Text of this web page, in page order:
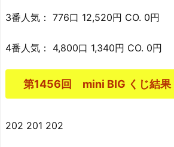
3番人気： 776口 12,520円 CO. 0円
4番人気： 4,800口 1,340円 CO. 0円
第1456回 mini BIG くじ結果
202 201 202